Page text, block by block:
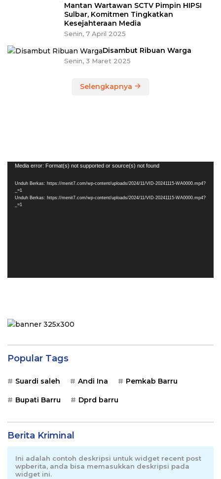
Mantan Wartawan SCTV Pimpin HIPSI
Sulbar, Komitmen Tingkatkan
Kesejahteraan Media
Senin, 7 April 2025
Disambut Ribuan Warga
Senin, 3 Maret 2025
Selengkapnya
Pemutar
Media error: Format(s) not supported or source(s) not found
Unduh Berkas: https://menit7.com/wp-content/uploads/2024/11/VID-20241115-WA0000.mp4?
_=1
Unduh Berkas: https://menit7.com/wp-content/uploads/2024/11/VID-20241115-WA0000.mp4?
_=1
Popular Tags
Suardi saleh Andi Ina Pemkab Barru
Bupati Barru Dprd barru
Berita Kriminal
Ini adalah contoh deskripsi untuk widget recent post
wpberita, anda bisa memasukkan deskripsi pada
widget ini.